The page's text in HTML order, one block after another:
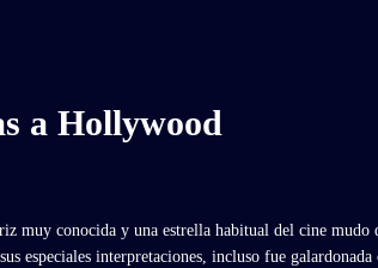
a Hollywood
muy conocida y una estrella habitual del cine
especiales interpretaciones, incluso fue